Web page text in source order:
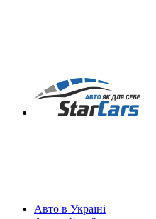
Авто в Україні